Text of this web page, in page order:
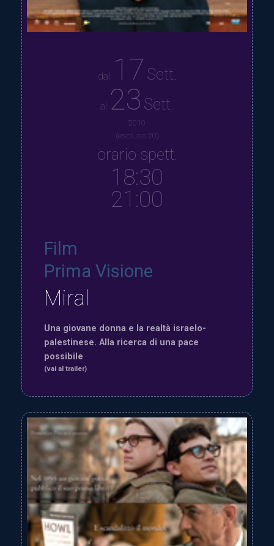
dal 17 Sett.
al 23 Sett.
2010
(escluso 20)
orario spett.
18:30
21:00
Film
Prima Visione
Miral
Una giovane donna e la realtà israelo-
palestinese. Alla ricerca di una pace
possibile
(vai al trailer)